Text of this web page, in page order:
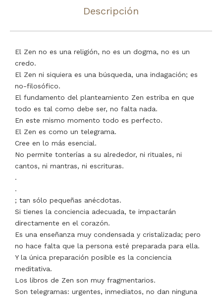
Descripción
El Zen no es una religión, no es un dogma, no es un
credo.
El Zen ni siquiera es una búsqueda, una indagación; es
no-filosófico.
El fundamento del planteamiento Zen estriba en que
todo es tal como debe ser, no falta nada.
En este mismo momento todo es perfecto.
El Zen es como un telegrama.
Cree en lo más esencial.
No permite tonterías a su alrededor, ni rituales, ni
cantos, ni mantras, ni escrituras.
.
.
; tan sólo pequeñas anécdotas.
Si tienes la conciencia adecuada, te impactarán
directamente en el corazón.
Es una enseñanza muy condensada y cristalizada; pero
no hace falta que la persona esté preparada para ella.
Y la única preparación posible es la conciencia
meditativa.
Los libros de Zen son muy fragmentarios.
Son telegramas: urgentes, inmediatos, no dan ninguna